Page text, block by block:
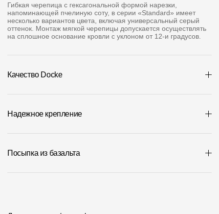
Контакты
8 800 100 71 45site@docke.ru
Адрес
Сб-Вс - выходной
Гибкая черепица с гексагональной формой нарезки,
напоминающей пчелиную соту, в серии «Standard» имеет
несколько вариантов цвета, включая универсальный серый
оттенок. Монтаж мягкой черепицы допускается осуществлять
на сплошное основание кровли с уклоном от 12-и градусов.
Качество Docke
Надежное крепление
Посыпка из базальта